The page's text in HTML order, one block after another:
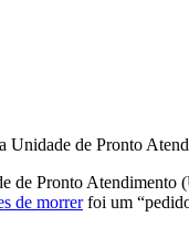
Unidade de Pronto
de Pronto
de morrerfoi um